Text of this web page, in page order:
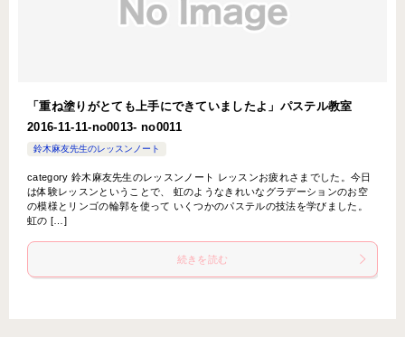
「重ね塗りがとても上手にできていましたよ」パステル教室
2016-11-11-no0013- no0011
鈴木麻友先生のレッスンノート
category 鈴木麻友先生のレッスンノート レッスンお疲れさまでした。今日
は体験レッスンということで、 虹のようなきれいなグラデーションのお空
の模様とリンゴの輪郭を使って いくつかのパステルの技法を学びました。
虹の […]
続きを読む